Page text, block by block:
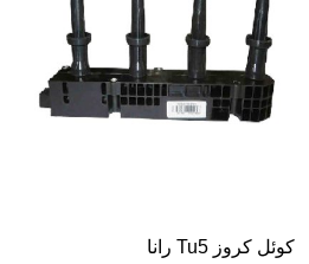
کوئل کروز Tu5 رانا